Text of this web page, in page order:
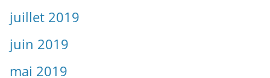
juillet 2019
juin 2019
mai 2019